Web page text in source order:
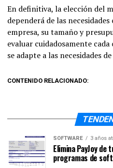
En definitiva, la elección del
dependerá de las
empresa, su tamaño y
evaluar cuidadosamente
se adapte a las necesidades
CONTENIDO RELACIONADO:
SOFTWARE 3 años
Elimina PayJoy
programas de